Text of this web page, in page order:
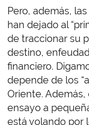
Pero, además,
han dejado al
de traccionar su
destino,
financiero.
depende de los
Oriente.
ensayo a
está volando por